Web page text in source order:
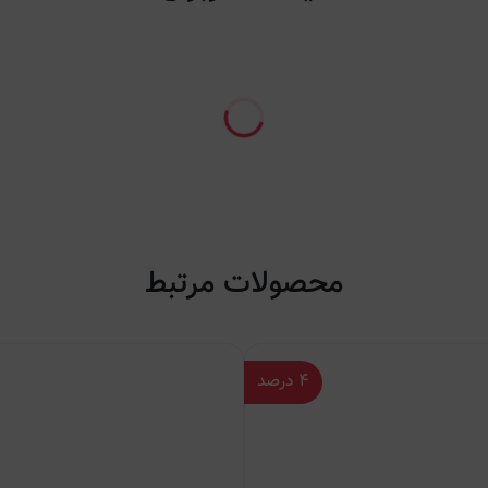
محصولات مرتبط
۴ درصد